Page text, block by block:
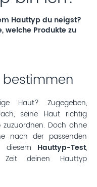
Hauttyp du neigst?
welche Produkte zu
Haut? Zugegeben,
seine Haut richtig
Doch ohne
nach der passenden
diesem Hauttyp-Test,
deinen Hauttyp